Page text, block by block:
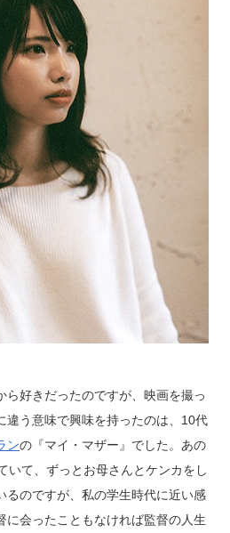
ら好きだったのですが、映画を撮っ
違う意味で興味を持ったのは、10代
ンの『マイ・マザー』でした。あの
いて、ずっとお母さんとケンカをし
るのですが、私の学生時代に近い感
に会ったこともなければ監督の人生